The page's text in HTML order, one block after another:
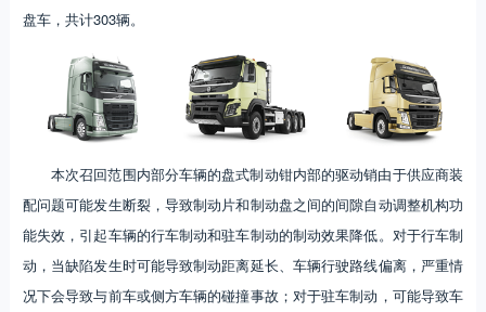
盘车，共计303辆。
本次召回范围内部分车辆的盘式制动钳内部的驱动销由于供应商装
配问题可能发生断裂，导致制动片和制动盘之间的间隙自动调整机构功
能失效，引起车辆的行车制动和驻车制动的制动效果降低。对于行车制
动，当缺陷发生时可能导致制动距离延长、车辆行驶路线偏离，严重情
况下会导致与前车或侧方车辆的碰撞事故；对于驻车制动，可能导致车